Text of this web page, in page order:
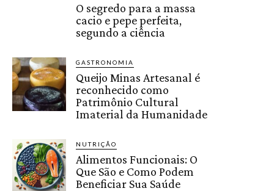
O segredo para a massa
cacio e pepe perfeita,
segundo a ciência
GASTRONOMIA
Queijo Minas Artesanal é
reconhecido como
Patrimônio Cultural
Imaterial da Humanidade
NUTRIÇÃO
Alimentos Funcionais: O
Que São e Como Podem
Beneficiar Sua Saúde